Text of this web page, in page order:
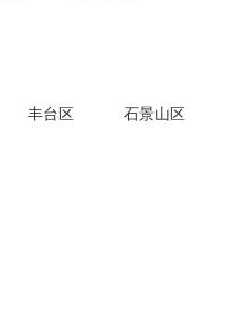
丰台区 石景山区